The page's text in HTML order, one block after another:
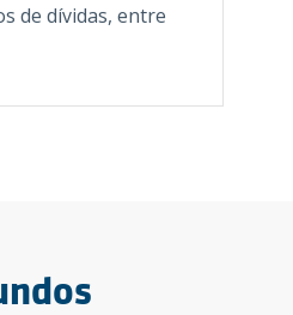
de dívidas, entre